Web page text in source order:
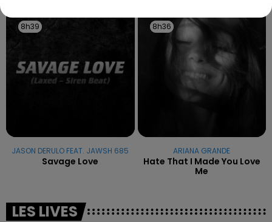
8h39
8h39
JASON DERULO FEAT. JAWSH 685
Savage Love
8h36
8h36
ARIANA GRANDE
Hate That I Made You Love
Me
LES LIVES